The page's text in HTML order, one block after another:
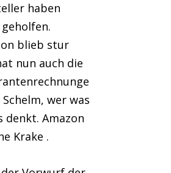
haben
blieb stur
nun auch die
Schelm, wer was
denkt. Amazon
Krake .